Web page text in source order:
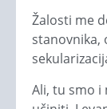
Žalosti me
stanovnika,
Ali, tu smo i